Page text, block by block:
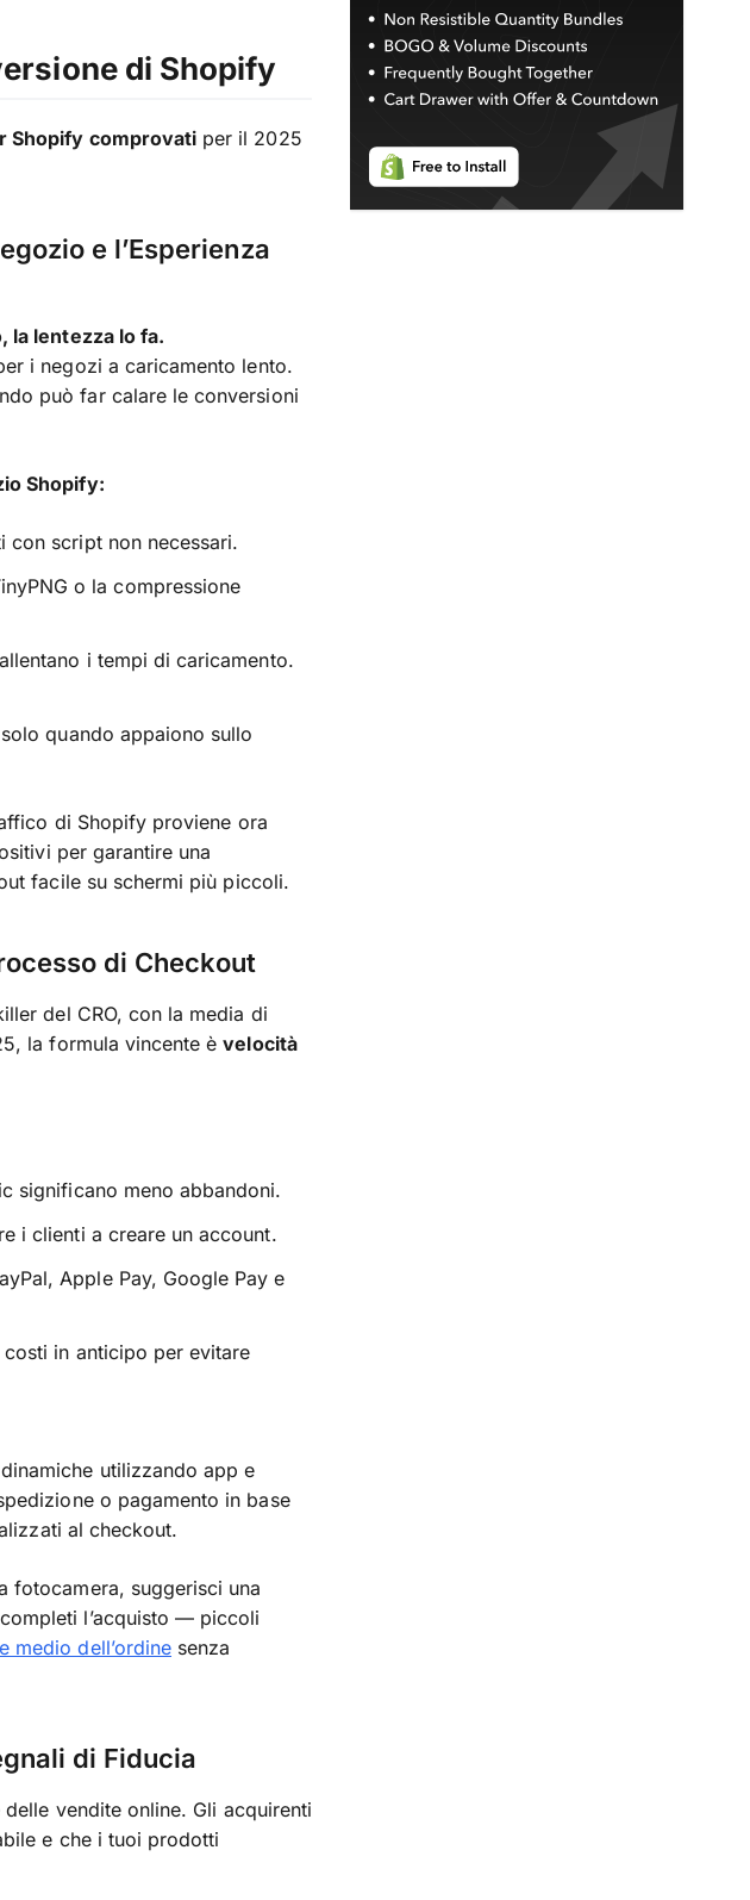
di Shopify
Shopify comprovati per il 2025
e l’Esperienza
la lentezza lo fa.
i negozi a caricamento lento.
può far calare le conversioni
Shopify:
con script non necessari.
o la compressione
i tempi di caricamento.
quando appaiono sullo
di Shopify proviene ora
per garantire una
facile su schermi più piccoli.
di Checkout
del CRO, con la media di
la formula vincente èvelocità
significano meno abbandoni.
i clienti a creare un account.
Apple Pay, Google Pay e
costi in anticipo per evitare
utilizzando app e
o pagamento in base
al checkout.
fotocamera, suggerisci una
l’acquisto — piccoli
medio dell’ordine senza
di Fiducia
vendite online. Gli acquirenti
e che i tuoi prodotti